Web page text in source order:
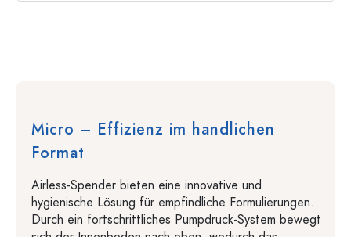
Micro – Effizienz im handlichen
Format
Airless-Spender bieten eine innovative und
hygienische Lösung für empfindliche Formulierungen.
Durch ein fortschrittliches Pumpdruck-System bewegt